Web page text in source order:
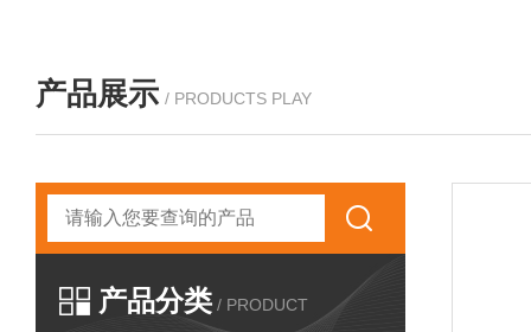
产品展示 / PRODUCTS PLAY
产品分类 / PRODUCT